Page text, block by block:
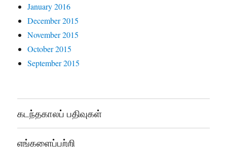
January 2016
December 2015
November 2015
October 2015
September 2015
கடந்தகாலப் பதிவுகள்
எங்களைப்பற்றி